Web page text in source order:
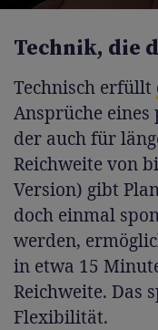
Technik, die
Technisch erfüllt
Ansprüche
der auch für
Reichweite von
Version) gibt
doch einmal
werden,
in etwa 15
Reichweite. Das
Flexibilität.